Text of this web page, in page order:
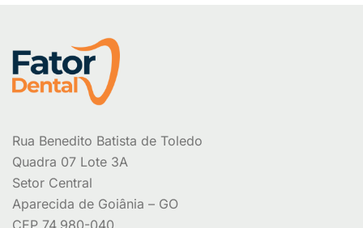
Rua Benedito Batista de Toledo
Quadra 07 Lote 3A
Setor Central
Aparecida de Goiânia – GO